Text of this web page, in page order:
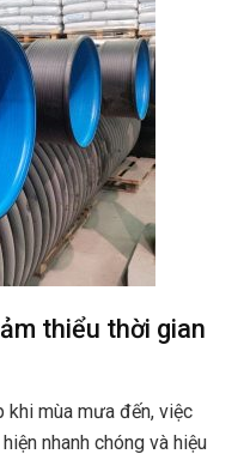
thiểu thời gian
khi mùa mưa đến, việc
nhanh chóng và hiệu